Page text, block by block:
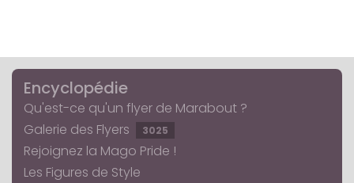
Encyclopédie
Qu'est-ce qu'un flyer de Marabout ?
Galerie des Flyers
3025
Rejoignez la Mago Pride !
Les Figures de Style